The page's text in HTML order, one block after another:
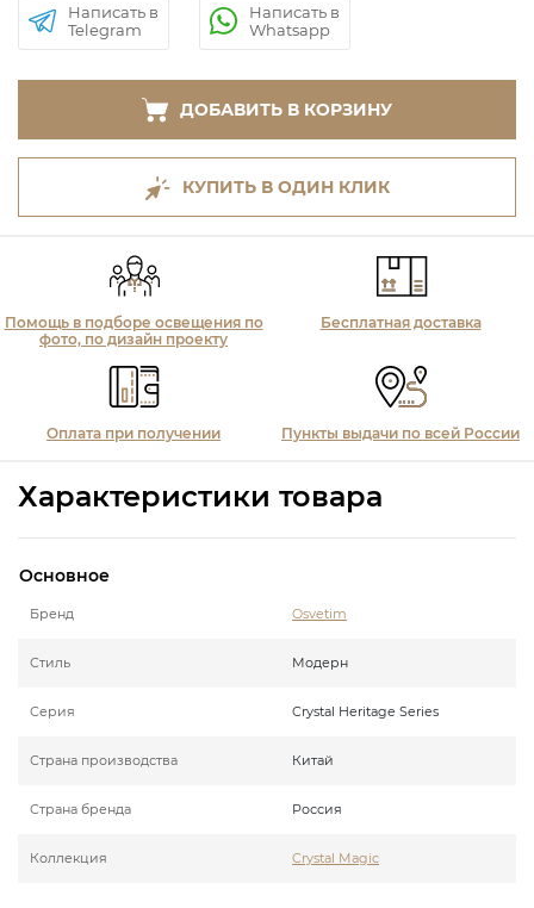
Написать в
Telegram
Написать в
Whatsapp
ДОБАВИТЬ В КОРЗИНУ
КУПИТЬ В ОДИН КЛИК
Помощь в подборе освещения по
фото, по дизайн проекту
Бесплатная доставка
Оплата при получении Пункты выдачи по всей России
Характеристики товара
Основное
Бренд Osvetim
Стиль Модерн
Серия Crystal Heritage Series
Страна производства Китай
Страна бренда Россия
Коллекция Crystal Magic